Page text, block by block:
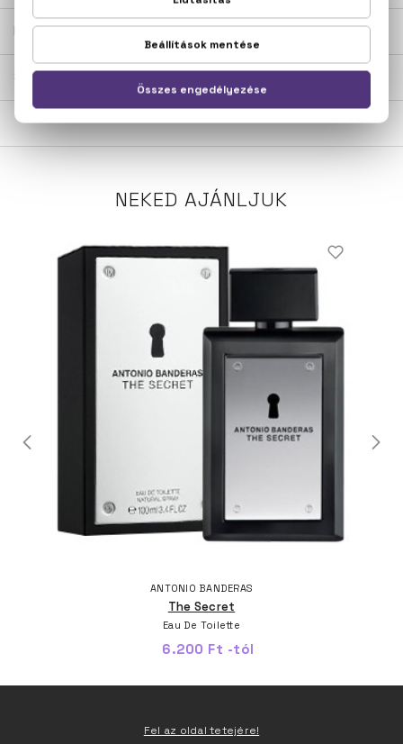
ÉRTÉKELÉSEK (0)
SZÁLLÍTÁS
NEKED AJÁNLJUK
ANTONIO BANDERAS
The Secret
Eau De Toilette
6.200 Ft -tól
Fel az oldal tetejére!